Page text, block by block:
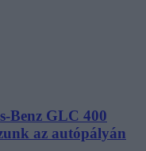
Benz GLC 400
az autópályán